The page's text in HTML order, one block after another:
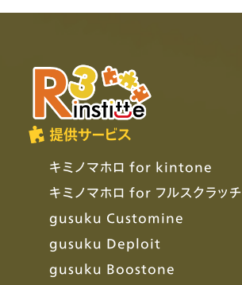
提供サービス
キミノマホロ for kintone
キミノマホロ for フルスクラッチ
gusuku Customine
gusuku Deploit
gusuku Boostone